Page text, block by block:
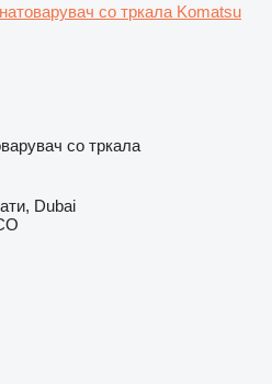
натоварувач со тркала Komatsu
со тркала
Dubai